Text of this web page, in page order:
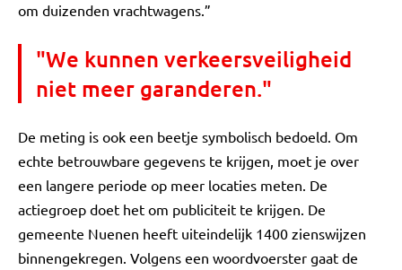
om duizenden vrachtwagens.”
"We kunnen verkeersveiligheid
niet meer garanderen."
De meting is ook een beetje symbolisch bedoeld. Om
echte betrouwbare gegevens te krijgen, moet je over
een langere periode op meer locaties meten. De
actiegroep doet het om publiciteit te krijgen. De
gemeente Nuenen heeft uiteindelijk 1400 zienswijzen
binnengekregen. Volgens een woordvoerster gaat de